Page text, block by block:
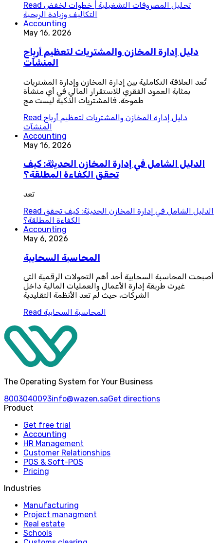
Read تحليل المصروفات التشغيلية | خطوات لخفض
التكاليف وزيادة الربحية
Accounting
May 16, 2026
دليل إدارة المخازن والمشتريات لتعظيم أرباح
المنشآت
تُعد العلاقة التكاملية بين إدارة المخازن وإدارة المشتريات
بمثابة العمود الفقري للاستقرار المالي في أي منشأة
طموحة. فالمشتريات الذكية ليست مج
Read دليل إدارة المخازن والمشتريات لتعظيم أرباح
المنشآت
Accounting
May 16, 2026
الدليل الشامل في إدارة المخازن الحديثة: كيف
تحقق الكفاءة المطلقة؟
تعد
Read الدليل الشامل في إدارة المخازن الحديثة: كيف تحقق
الكفاءة المطلقة؟
Accounting
May 6, 2026
المحاسبة السحابية
أصبحت المحاسبة السحابية أحد أهم التحولات الرقمية التي
غيرت طريقة إدارة الأعمال والعمليات المالية داخل
الشركات، حيث لم تعد الأنظمة التقليدية
Read المحاسبة السحابية
The Operating System for Your Business
8003040093info@wazen.saGet directions
Product
Get free trial
Accounting
HR Management
Customer Relationships
POS & Soft-POS
Pricing
Industries
Manufacturing
Project managment
Real estate
Schools